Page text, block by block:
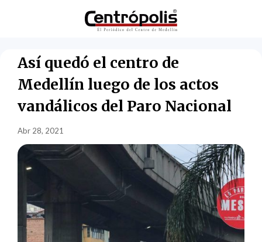
Así quedó el centro de
Medellín luego de los actos
vandálicos del Paro Nacional
Abr 28, 2021